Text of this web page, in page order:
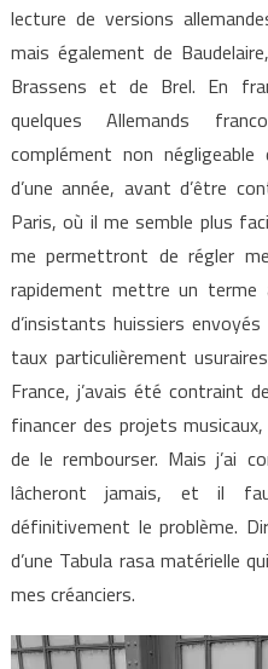
lecture de versions
mais également de
Brassens et de Brel. En
quelques Allemands
complément non
d’une année, avant d’être
Paris, où il me semble plus
me permettront de régler
rapidement mettre un terme
d’insistants huissiers
taux particulièrement
France, j’avais été contraint
financer des projets
de le rembourser. Mais j’ai
lâcheront jamais, et il
définitivement le problème.
d’une Tabula rasa matérielle
mes créanciers.